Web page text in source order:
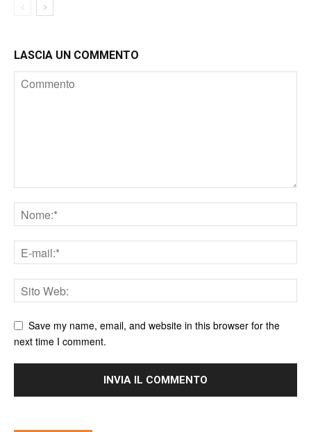
LASCIA UN COMMENTO
Save my name, email, and website in this browser for the
next time I comment.